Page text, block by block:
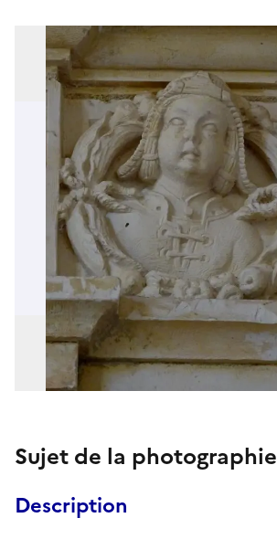
Sujet de la photographie
Description